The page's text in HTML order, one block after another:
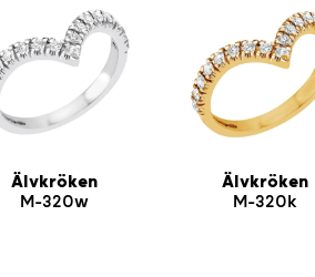
Älvkröken
M-320w
Älvkröken
M-320k